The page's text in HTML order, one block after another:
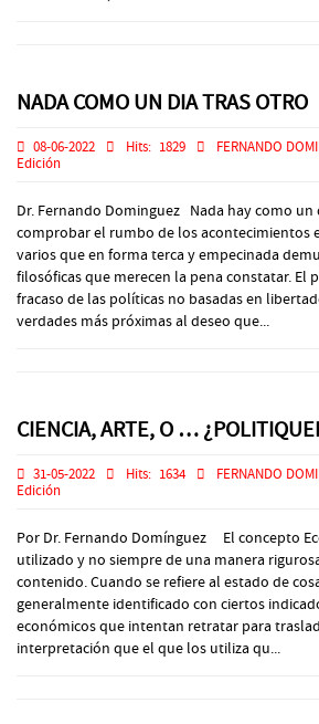
NADA COMO UN DIA TRAS OTRO
08-06-2022 Hits: 1829 FERNANDO
Edición
Dr. Fernando Dominguez Nada hay como un
comprobar el rumbo de los acontecimientos
varios que en forma terca y empecinada
filosóficas que merecen la pena constatar. El
fracaso de las políticas no basadas en
verdades más próximas al deseo que...
CIENCIA, ARTE, O …
31-05-2022 Hits: 1634 FERNANDO
Edición
Por Dr. Fernando Domínguez El concepto
utilizado y no siempre de una manera
contenido. Cuando se refiere al estado de
generalmente identificado con ciertos
económicos que intentan retratar para
interpretación que el que los utiliza qu...